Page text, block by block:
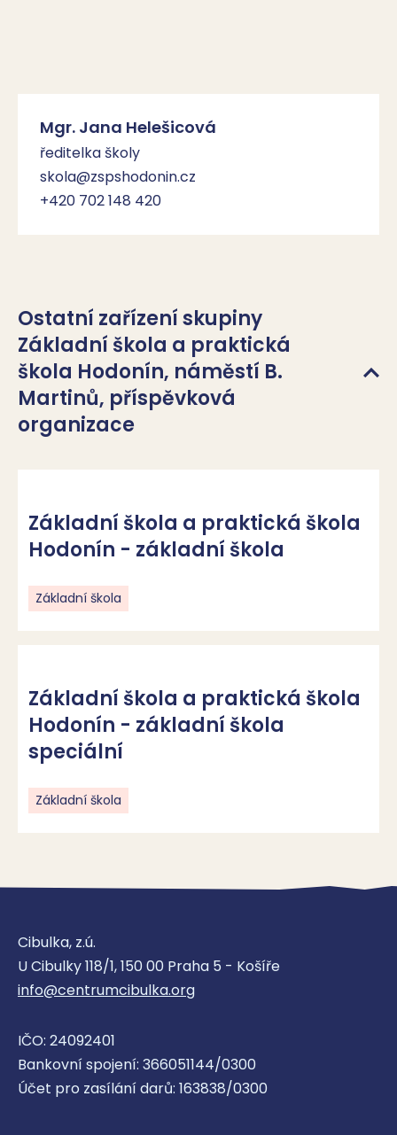
Mgr. Jana Helešicová
ředitelka školy
skola@zspshodonin.cz
+420 702 148 420
Ostatní zařízení skupiny
Základní škola a praktická
škola Hodonín, náměstí B.
Martinů, příspěvková
organizace
Základní škola a praktická škola
Hodonín - základní škola
Základní škola
Základní škola a praktická škola
Hodonín - základní škola
speciální
Základní škola
Cibulka, z.ú.
U Cibulky 118/1, 150 00 Praha 5 - Košíře
info@centrumcibulka.org
IČO: 24092401
Bankovní spojení: 366051144/0300
Účet pro zasílání darů: 163838/0300